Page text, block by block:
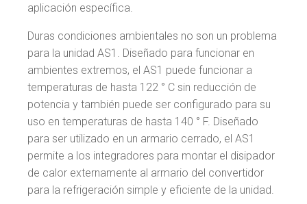
aplicación específica.
Duras condiciones ambientales no son un problema
para la unidad AS1. Diseñado para funcionar en
ambientes extremos, el AS1 puede funcionar a
temperaturas de hasta 122 ° C sin reducción de
potencia y también puede ser configurado para su
uso en temperaturas de hasta 140 ° F. Diseñado
para ser utilizado en un armario cerrado, el AS1
permite a los integradores para montar el disipador
de calor externamente al armario del convertidor
para la refrigeración simple y eficiente de la unidad.